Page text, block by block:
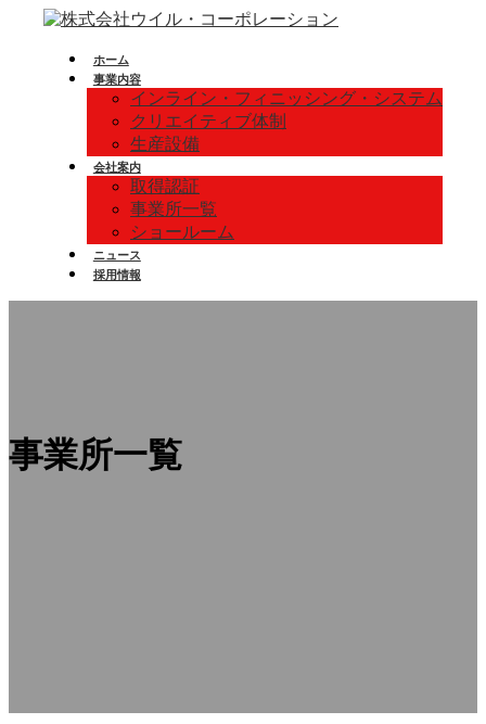
ホーム
事業内容
インライン・フィニッシング・システム
クリエイティブ体制
生産設備
会社案内
取得認証
事業所一覧
ショールーム
ニュース
採用情報
事業所一覧